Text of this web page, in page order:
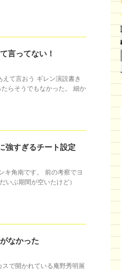
言ってない！
て言おう ギレン演説書き
らそうでもなかった。 細か
強すぎるチート設定
キ角南です。 前の考察でヨ
いぶ期間が空いたけど）
なかった
で開かれている庵野秀明展